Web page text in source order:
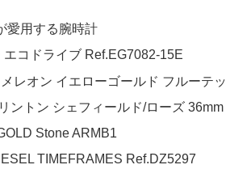
愛用する腕時計
エコドライブ Ref.EG7082-15E
レオン イエローゴールド フルーテ
ントン シェフィールド/ローズ
Stone ARMB1
TIMEFRAMES Ref.DZ5297